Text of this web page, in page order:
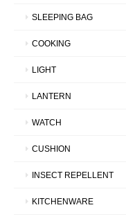
SLEEPING BAG
COOKING
LIGHT
LANTERN
WATCH
CUSHION
INSECT REPELLENT
KITCHENWARE